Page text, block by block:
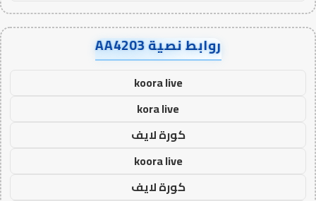
روابط نصية AA4203
koora live
kora live
كورة لايف
koora live
كورة لايف